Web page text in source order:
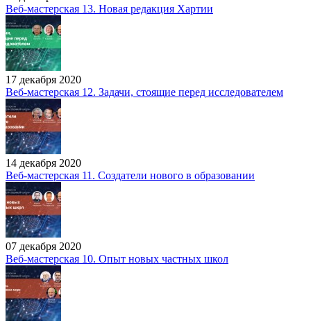
Веб-мастерская 13. Новая редакция Хартии
17 декабря 2020
Веб-мастерская 12. Задачи, стоящие перед исследователем
14 декабря 2020
Веб-мастерская 11. Создатели нового в образовании
07 декабря 2020
Веб-мастерская 10. Опыт новых частных школ